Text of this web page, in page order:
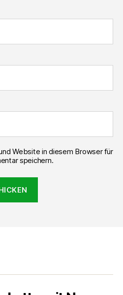
Website in diesem Browser für
speichern.